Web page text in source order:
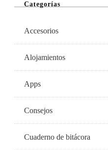
Categorías
Accesorios
Alojamientos
Apps
Consejos
Cuaderno de bitácora